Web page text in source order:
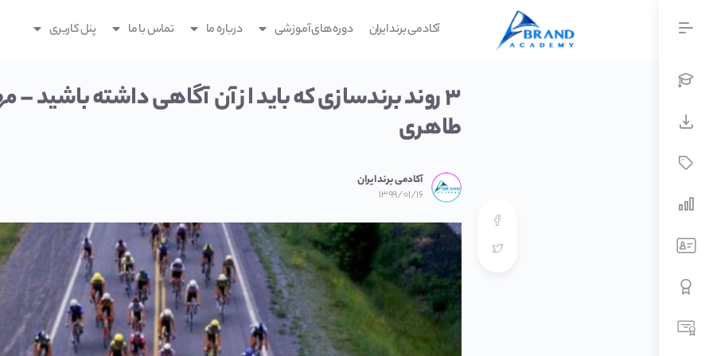
آکادمی برند ایران دوره های آموزشی درباره ما تماس با ما پنل کاربری
۳ روند برندسازی که باید از آن آگاهی داشته باشید
طاهری
آکادمی برند ایران
۱۳۹۹/۰۱/۱۶